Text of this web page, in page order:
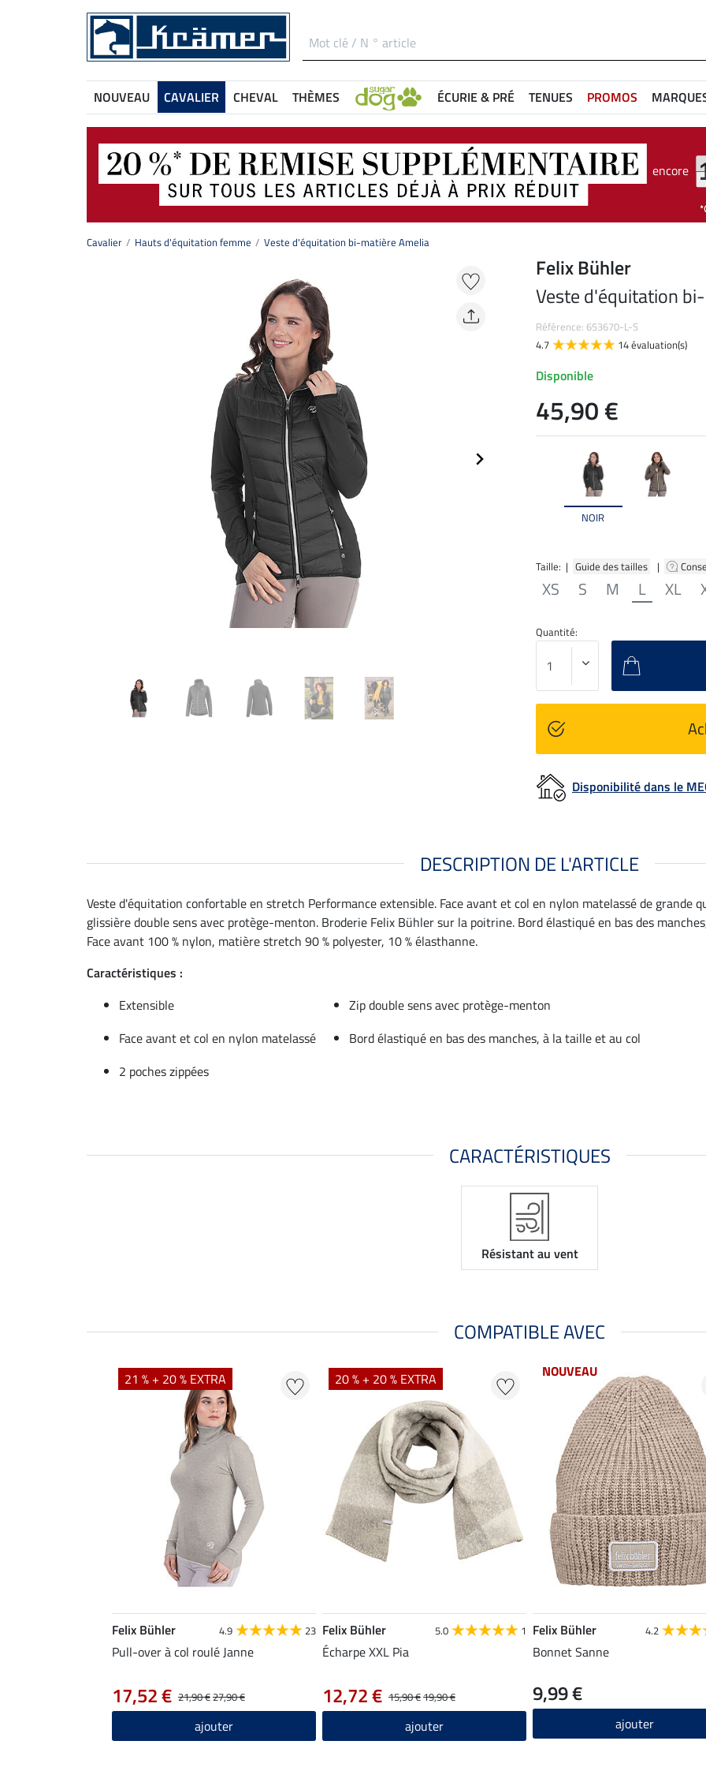
NOUVEAU CAVALIER CHEVAL THÈMES ÉCURIE & PRÉ TENUES PROMOS
encore
Cavalier Hauts d'équitation femme Veste d'équitation bi-matière Amelia
NOIR
Taille: | Guide des tailles |
XS S M L XL
Felix Bühler
Veste d'équitation
Référence: 653670-L-S
4.7
14 évaluation(s)
Disponible
45,90 €
Quantité:
Disponibilité dans le
DESCRIPTION DE L'ARTICLE
Veste d'équitation confortable en stretch Performance extensible. Face avant et col en nylon matelassé de grande
glissière double sens avec protège-menton. Broderie Felix Bühler sur la poitrine. Bord élastiqué en bas des
Face avant 100 % nylon, matière stretch 90 % polyester, 10 % élasthanne.
Caractéristiques :
Extensible
Zip double sens avec protège-menton
Face avant et col en nylon matelassé
Bord élastiqué en bas des manches, à la taille et au col
2 poches zippées
CARACTÉRISTIQUES
Résistant au vent
COMPATIBLE AVEC
21 % + 20 % EXTRA
Felix Bühler 4.9 23
Pull-over à col roulé Janne
21,90 €27,90 €
17,52 €
ajouter
20 % + 20 % EXTRA
Felix Bühler 5.0 1
Écharpe XXL Pia
15,90 €19,90 €
12,72 €
ajouter
NOUVEAU
Felix Bühler 4.2
Bonnet Sanne
9,99 €
ajouter